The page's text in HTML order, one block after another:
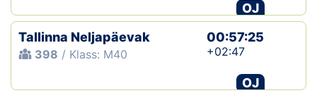
OJ
Tallinna Neljapäevak
398 / Klass: M40
00:57:25
+02:47
OJ